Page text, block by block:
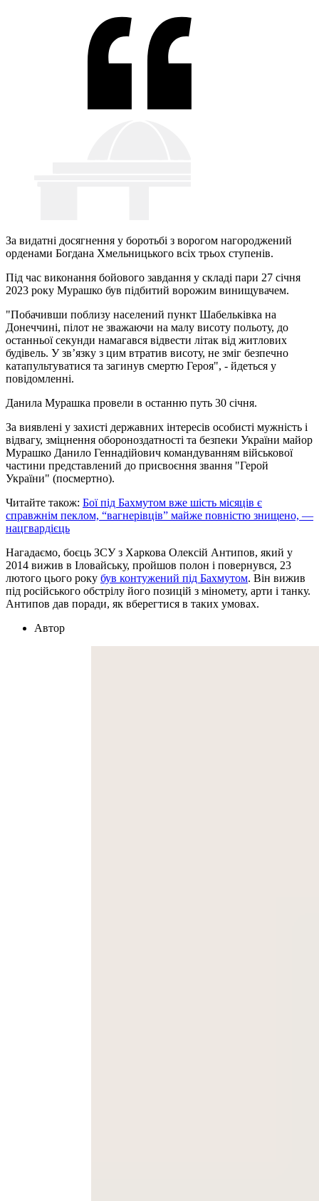
За видатні досягнення у боротьбі з ворогом нагороджений
орденами Богдана Хмельницького всіх трьох ступенів.
Під час виконання бойового завдання у складі пари 27 січня
2023 року Мурашко був підбитий ворожим винищувачем.
"Побачивши поблизу населений пункт Шабельківка на
Донеччині, пілот не зважаючи на малу висоту польоту, до
останньої секунди намагався відвести літак від житлових
будівель. У зв’язку з цим втратив висоту, не зміг безпечно
катапультуватися та загинув смертю Героя", - йдеться у
повідомленні.
Данила Мурашка провели в останню путь 30 січня.
За виявлені у захисті державних інтересів особисті мужність і
відвагу, зміцнення обороноздатності та безпеки України майор
Мурашко Данило Геннадійович командуванням військової
частини представлений до присвоєння звання "Герой
України" (посмертно).
Читайте також: Бої під Бахмутом вже шість місяців є
справжнім пеклом, “вагнерівців” майже повністю знищено, —
нацгвардієць
Нагадаємо, боєць ЗСУ з Харкова Олексій Антипов, який у
2014 вижив в Іловайську, пройшов полон і повернувся, 23
лютого цього року був контужений під Бахмутом. Він вижив
під російського обстрілу його позицій з міномету, арти і танку.
Антипов дав поради, як вберегтися в таких умовах.
Автор